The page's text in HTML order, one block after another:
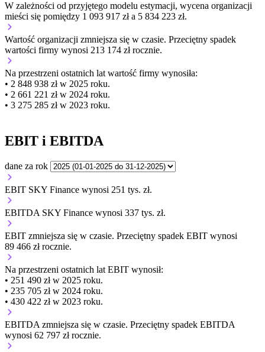
W zależności od przyjętego modelu estymacji, wycena organizacji
mieści się pomiędzy 1 093 917 zł a 5 834 223 zł.
Wartość organizacji zmniejsza się w czasie. Przeciętny spadek
wartości firmy wynosi 213 174 zł rocznie.
Na przestrzeni ostatnich lat wartość firmy wynosiła:
• 2 848 938 zł w 2025 roku.
• 2 661 221 zł w 2024 roku.
• 3 275 285 zł w 2023 roku.
EBIT i EBITDA
dane za rok
EBIT SKY Finance wynosi 251 tys. zł.
EBITDA SKY Finance wynosi 337 tys. zł.
EBIT zmniejsza się w czasie. Przeciętny spadek EBIT wynosi
89 466 zł rocznie.
Na przestrzeni ostatnich lat EBIT wynosił:
• 251 490 zł w 2025 roku.
• 235 705 zł w 2024 roku.
• 430 422 zł w 2023 roku.
EBITDA zmniejsza się w czasie. Przeciętny spadek EBITDA
wynosi 62 797 zł rocznie.